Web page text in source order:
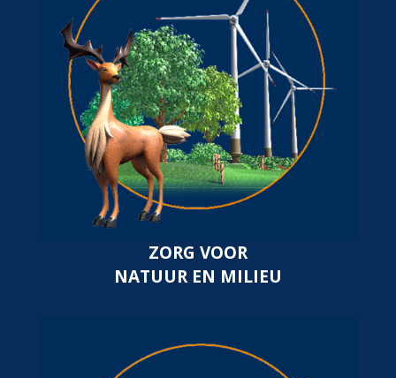
ZORG VOOR
NATUUR EN MILIEU